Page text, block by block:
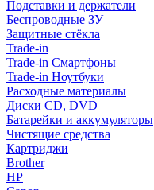
Подставки и держатели
Беспроводные ЗУ
Защитные стёкла
Trade-in
Trade-in Смартфоны
Trade-in Ноутбуки
Расходные материалы
Диски CD, DVD
Батарейки и аккумуляторы
Чистящие средства
Картриджи
Brother
HP